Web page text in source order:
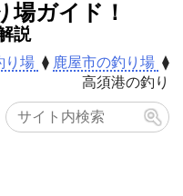
場ガイド！
説
り場 ⧫ 鹿屋市の釣り場 ⧫
高須港の釣り